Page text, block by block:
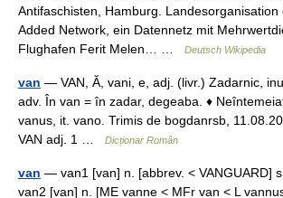
Antifaschisten, Hamburg. Landesorganisation
Added Network, ein Datennetz mit
Flughafen Ferit Melen… …
Deutsch Wikipedia
van — VAN, Ă, vani, e, adj. (livr.) Zadarnic,
adv. În van = în zadar, degeaba. ♦
vanus, it. vano. Trimis de bogdanrsb,
VAN adj. 1 …
Dicționar Român
van — van1 [van] n. [abbrev. < VANGUARD]
van2 [van] n. [ME vanne < MFr van < L